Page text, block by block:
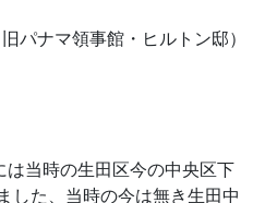
パナマ領事館・ヒルトン邸）
当時の生田区今の中央区下
した、当時の今は無き生田中